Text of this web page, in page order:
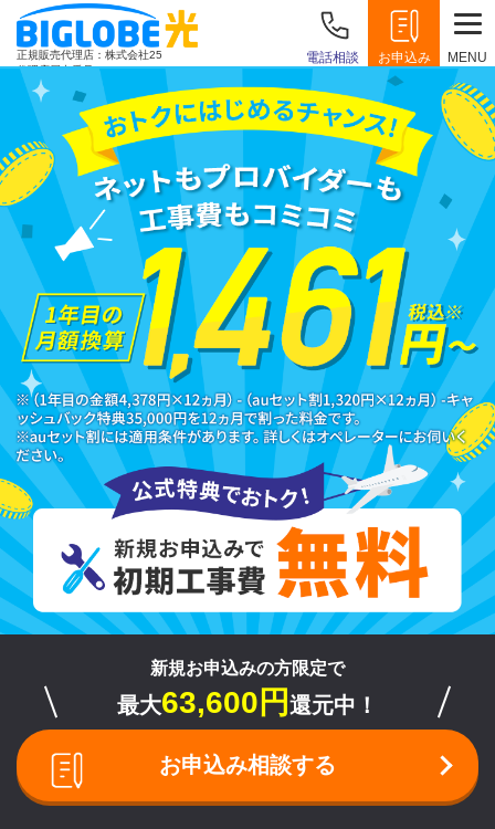
正規販売代理店：株式会社25
代理店届出番号：E1913498
電話相談 お申込み MENU
新規お申込みの方限定で
最大63,600円 還元中！
お申込み相談する